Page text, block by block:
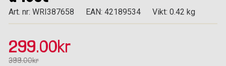
Art. nr: WRI387658 EAN: 42189534 Vikt: 0.42 kg
299.00kr
399.00kr